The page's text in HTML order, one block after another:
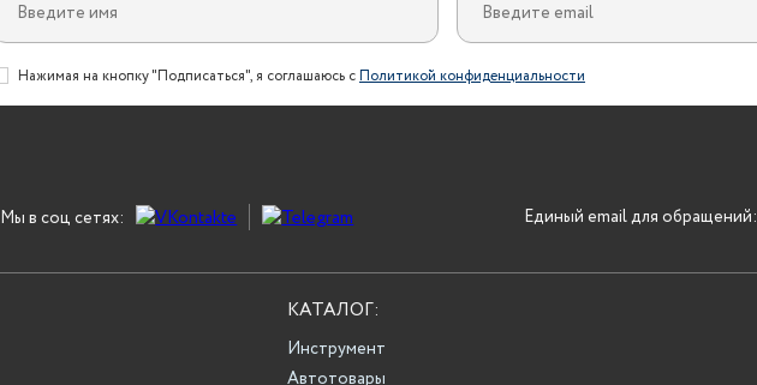
Нажимая на кнопку "Подписаться", я соглашаюсь сПолитикой конфиденциальности
Мы в соц сетях: Единый email для обращений:
КАТАЛОГ:
Инструмент
Автотовары